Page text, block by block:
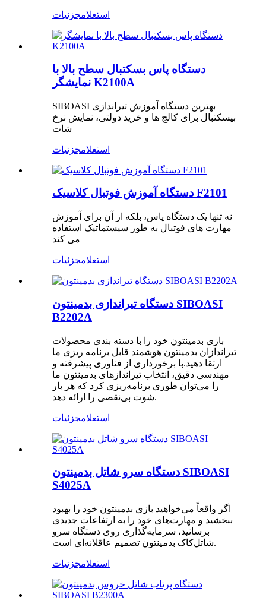
استعلامجزئیات
دستگاه پاس بسکتبال سطح بالا با
نمایشگر K2100A
SIBOASI بهترین دستگاه آموزش تیراندازی
بیسکتبال برای کالج ها و خرید دولتی، نمایش نرخ
شات
استعلامجزئیات
دستگاه آموزش فوتبال کلاسیک F2101
نه تنها یک دستگاه پاس، بلکه از آن برای آموزش
مهارت های فوتبال به طور سیستماتیک استفاده
می کند
استعلامجزئیات
دستگاه تیراندازی بدمینتون SIBOASI
B2202A
بازی بدمینتون خود را با دسته بندی محصولات
تیراندازان بدمینتون هوشمند قابل برنامه ریزی ما
ارتقا دهید.با برخورداری از فناوری پیشرفته و
مهندسی دقیق، انتخاب تیراندازهای بدمینتون ما
را می‌توان طوری برنامه‌ریزی کرد که هر بار
شوت بی‌نقصی را ارائه دهد.
استعلامجزئیات
دستگاه سرو شاتل بدمینتون SIBOASI
S4025A
اگر واقعاً می‌خواهید بازی بدمینتون خود را بهبود
ببخشید و مهارت‌های خود را به ارتفاعات جدیدی
برسانید، سرمایه‌گذاری روی دستگاه سرو
شاتل‌کاک بدمینتون تصمیم عاقلانه‌ای است.
استعلامجزئیات